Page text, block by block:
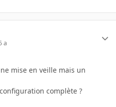
a
mise en veille mais un
complète ?